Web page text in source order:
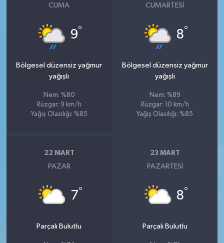
CUMA
9°
Bölgesel düzensiz yağmur
yağışlı
Nem: %80
Rüzgar: 9 km/h
Yağış Olasılığı: %85
CUMARTESI
8°
Bölgesel düzensiz yağmur
yağışlı
Nem: %89
Rüzgar: 10 km/h
Yağış Olasılığı: %85
22 MART
PAZAR
7°
Parçalı Bulutlu
23 MART
PAZARTESI
8°
Parçalı Bulutlu